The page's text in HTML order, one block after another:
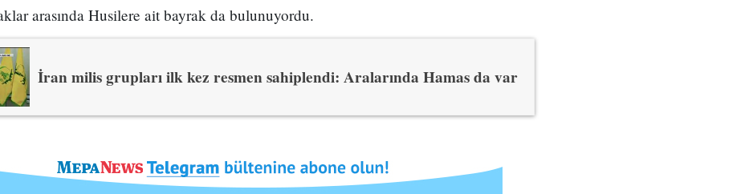
arasında Husilere ait bayrak da bulunuyordu.
İran milis grupları ilk kez resmen sahiplendi: Aralarında Hamas da var